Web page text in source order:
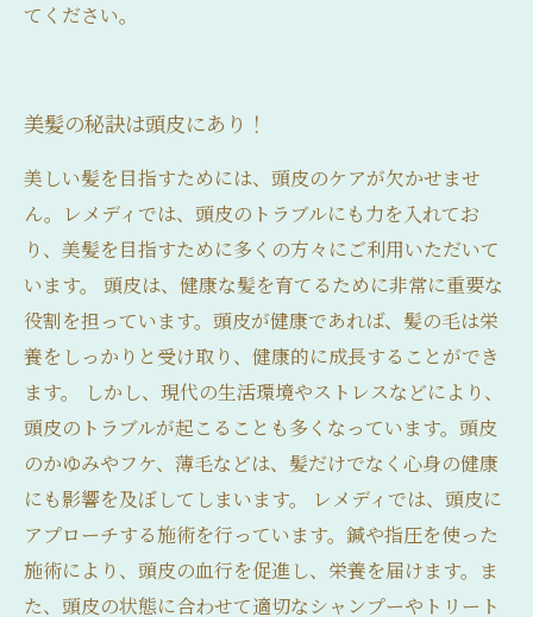
てください。
美髪の秘訣は頭皮にあり！
美しい髪を目指すためには、頭皮のケアが欠かせませ
ん。レメディでは、頭皮のトラブルにも力を入れてお
り、美髪を目指すために多くの方々にご利用いただいて
います。 頭皮は、健康な髪を育てるために非常に重要な
役割を担っています。頭皮が健康であれば、髪の毛は栄
養をしっかりと受け取り、健康的に成長することができ
ます。 しかし、現代の生活環境やストレスなどにより、
頭皮のトラブルが起こることも多くなっています。頭皮
のかゆみやフケ、薄毛などは、髪だけでなく心身の健康
にも影響を及ぼしてしまいます。 レメディでは、頭皮に
アプローチする施術を行っています。鍼や指圧を使った
施術により、頭皮の血行を促進し、栄養を届けます。ま
た、頭皮の状態に合わせて適切なシャンプーやトリート